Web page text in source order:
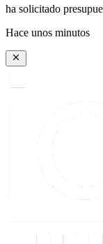
Proyectos